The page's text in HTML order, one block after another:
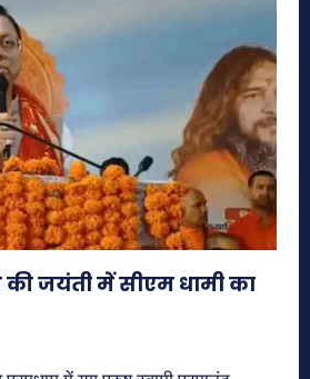
की जयंती में सीएम धामी का